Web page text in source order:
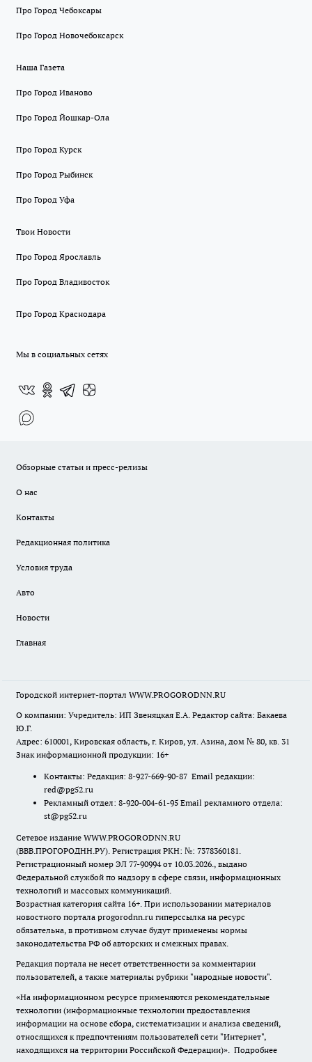
Про Город Чебоксары
Про Город Новочебоксарск
Наша Газета
Про Город Иваново
Про Город Йошкар-Ола
Про Город Курск
Про Город Рыбинск
Про Город Уфа
Твои Новости
Про Город Ярославль
Про Город Владивосток
Про Город Краснодара
Мы в социальных сетях
Обзорные статьи и пресс-релизы
О нас
Контакты
Редакционная политика
Условия труда
Авто
Новости
Главная
Городской интернет-портал WWW.PROGORODNN.RU
О компании: Учредитель: ИП Звеняцкая Е.А. Редактор сайта: Бакаева
Ю.Г.
Адрес: 610001, Кировская область, г. Киров, ул. Азина, дом № 80, кв. 31
Знак информационной продукции: 16+
Контакты: Редакция: 8-927-669-90-87 Email редакции:
red@pg52.ru
Рекламный отдел: 8-920-004-61-95 Email рекламного отдела:
st@pg52.ru
Сетевое издание WWW.PROGORODNN.RU
(ВВВ.ПРОГОРОДНН.РУ). Регистрация РКН: №: 7378360181.
Регистрационный номер ЭЛ 77-90994 от 10.03.2026., выдано
Федеральной службой по надзору в сфере связи, информационных
технологий и массовых коммуникаций.
Возрастная категория сайта 16+. При использовании материалов
новостного портала progorodnn.ru гиперссылка на ресурс
обязательна, в противном случае будут применены нормы
законодательства РФ об авторских и смежных правах.
Редакция портала не несет ответственности за комментарии
пользователей, а также материалы рубрики "народные новости".
«На информационном ресурсе применяются рекомендательные
технологии (информационные технологии предоставления
информации на основе сбора, систематизации и анализа сведений,
относящихся к предпочтениям пользователей сети "Интернет",
находящихся на территории Российской Федерации)». Подробнее